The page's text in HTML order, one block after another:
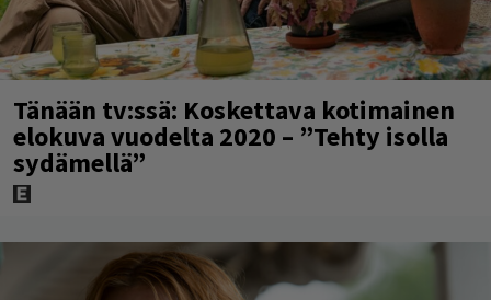
Tänään tv:ssä: Koskettava kotimainen
elokuva vuodelta 2020 – ”Tehty isolla
sydämellä”